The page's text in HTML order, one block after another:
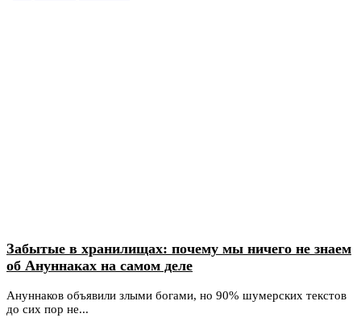
Забытые в хранилищах: почему мы ничего не знаем
об Ануннаках на самом деле
Ануннаков объявили злыми богами, но 90% шумерских текстов
до сих пор не...